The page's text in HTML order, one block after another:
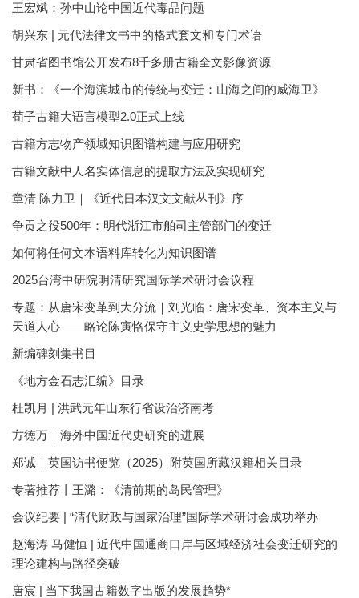
王宏斌：孙中山论中国近代毒品问题
胡兴东 | 元代法律文书中的格式套文和专门术语
甘肃省图书馆公开发布8千多册古籍全文影像资源
新书：《一个海滨城市的传统与变迁：山海之间的威海卫》
荀子古籍大语言模型2.0正式上线
古籍方志物产领域知识图谱构建与应用研究
古籍文献中人名实体信息的提取方法及实现研究
章清 陈力卫｜《近代日本汉文文献丛刊》序
争贡之役500年：明代浙江市舶司主管部门的变迁
如何将任何文本语料库转化为知识图谱
2025台湾中研院明清研究国际学术研讨会议程
专题：从唐宋变革到大分流｜刘光临：唐宋变革、资本主义与
天道人心——略论陈寅恪保守主义史学思想的魅力
新编碑刻集书目
《地方金石志汇编》目录
杜凯月 | 洪武元年山东行省设治济南考
方徳万｜海外中国近代史研究的进展
郑诚｜英国访书便览（2025）附英国所藏汉籍相关目录
专著推荐丨王潞：《清前期的岛民管理》
会议纪要 | “清代财政与国家治理”国际学术研讨会成功举办
赵海涛 马健恒 | 近代中国通商口岸与区域经济社会变迁研究的
理论建构与路径突破
唐宸 | 当下我国古籍数字出版的发展趋势*